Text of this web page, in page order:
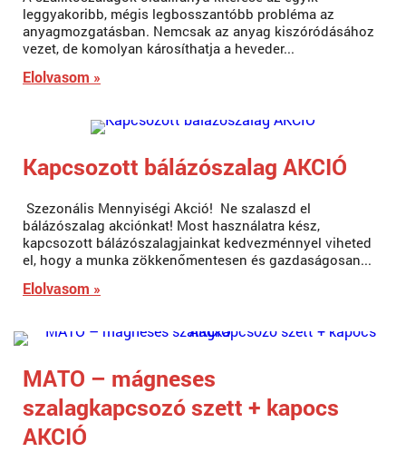
leggyakoribb, mégis legbosszantóbb probléma az
anyagmozgatásban. Nemcsak az anyag kiszóródásához
vezet, de komolyan károsíthatja a heveder...
Elolvasom »
Kapcsozott bálázószalag AKCIÓ
Szezonális Mennyiségi Akció! Ne szalaszd el
bálázószalag akciónkat! Most használatra kész,
kapcsozott bálázószalagjainkat kedvezménnyel viheted
el, hogy a munka zökkenőmentesen és gazdaságosan...
Elolvasom »
MATO – mágneses
szalagkapcsozó szett + kapocs
AKCIÓ